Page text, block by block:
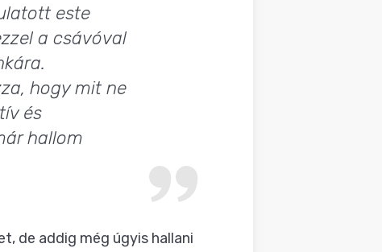
este
a csávóval
hogy mit ne
és
hallom
de addig még úgyis hallani